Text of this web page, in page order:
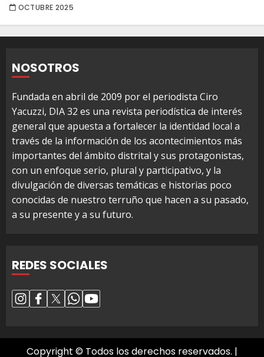
OCTUBRE 2025
NOSOTROS
Fundada en abril de 2009 por el periodista Ciro
Yacuzzi, DIA 32 es una revista periodística de interés
general que apuesta a fortalecer la identidad local a
través de la información de los acontecimientos más
importantes del ámbito distrital y sus protagonistas,
con un enfoque serio, plural y participativo, y la
divulgación de diversas temáticas e historias poco
conocidas de nuestro terruño que hacen a su pasado,
a su presente y a su futuro.
REDES SOCIALES
Copyright © Todos los derechos reservados. |